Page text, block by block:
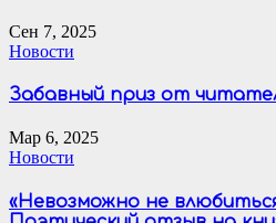
Сен 7, 2025
Новости
Забавный приз от
Мар 6, 2025
Новости
«Невозможно не